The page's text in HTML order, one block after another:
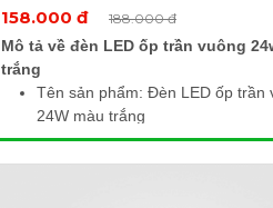
Xem thêm ảnh
158.000 đ 188.000 đ
Mô tả về đèn LED ốp trần vuông
trắng
Tên sản phẩm: Đèn LED ốp trần
24W màu trắng
Công suất: 24W
Điện áp làm việc: 85 - 265V AC